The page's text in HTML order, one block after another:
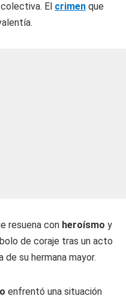
El crimen que
resuena con heroísmo y
de coraje tras un acto
de su hermana mayor.
enfrentó una situación